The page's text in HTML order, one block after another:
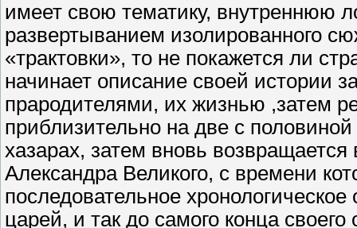
имеет свою тематику, внутреннюю
развертыванием изолированного
«трактовки», то не покажется ли
начинает описание своей истории
прародителями, их жизнью ,затем
приблизительно на две с
хазарах, затем вновь
Александра Великого, с времени
последовательное
царей, и так до самого конца